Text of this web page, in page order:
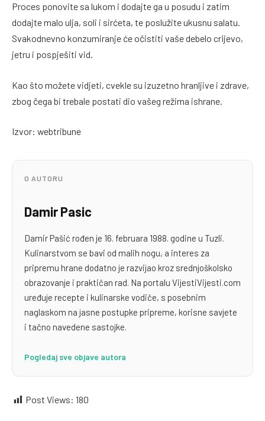
Proces ponovite sa lukom i dodajte ga u posudu i zatim
dodajte malo ulja, soli i sirćeta, te poslužite ukusnu salatu.
Svakodnevno konzumiranje će očistiti vaše debelo crijevo,
jetru i pospješiti vid.
Kao što možete vidjeti, cvekle su izuzetno hranljive i zdrave,
zbog čega bi trebale postati dio vašeg režima ishrane.
Izvor: webtribune
O AUTORU
Damir Pasic
Damir Pašić rođen je 16. februara 1988. godine u Tuzli.
Kulinarstvom se bavi od malih nogu, a interes za
pripremu hrane dodatno je razvijao kroz srednjoškolsko
obrazovanje i praktičan rad. Na portalu VijestiVijesti.com
uređuje recepte i kulinarske vodiče, s posebnim
naglaskom na jasne postupke pripreme, korisne savjete
i tačno navedene sastojke.
Pogledaj sve objave autora
Post Views: 180